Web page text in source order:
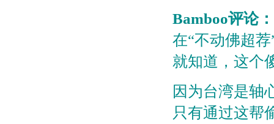
Bamboo评论：
在“不动佛超
就知道，这个
因为台湾是轴
只有通过这帮